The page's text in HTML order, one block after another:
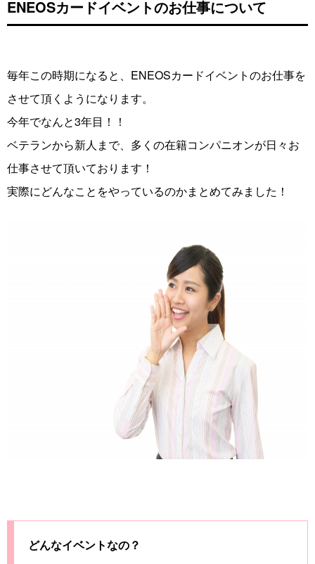
ENEOSカードイベントのお仕事について
毎年この時期になると、ENEOSカードイベントのお仕事を
させて頂くようになります。
今年でなんと3年目！！
ベテランから新人まで、多くの在籍コンパニオンが日々お
仕事させて頂いております！
実際にどんなことをやっているのかまとめてみました！
どんなイベントなの？